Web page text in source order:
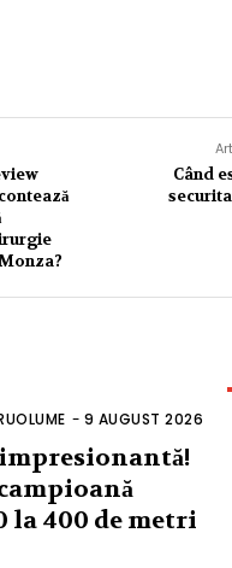
Când
- 9 AUGUST 2026
la 400 de metri